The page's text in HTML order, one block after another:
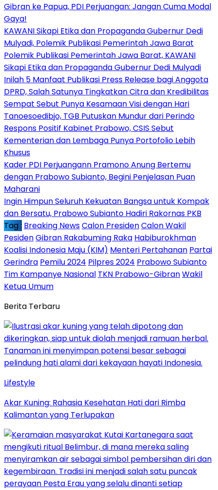
Gibran ke Papua, PDI Perjuangan: Jangan Cuma Modal
Gaya!
KAWANI Sikapi Etika dan Propaganda Gubernur Dedi
Mulyadi, Polemik Publikasi Pemerintah Jawa Barat
Polemik Publikasi Pemerintah Jawa Barat, KAWANI
Sikapi Etika dan Propaganda Gubernur Dedi Mulyadi
Inilah 5 Manfaat Publikasi Press Release bagi Anggota
DPRD, Salah Satunya Tingkatkan Citra dan Kredibilitas
Sempat Sebut Punya Kesamaan Visi dengan Hari
Tanoesoedibjo, TGB Putuskan Mundur dari Perindo
Respons Positif Kabinet Prabowo, CSIS Sebut
Kementerian dan Lembaga Punya Portofolio Lebih
Khusus
Kader PDI Perjuangann Pramono Anung Bertemu
dengan Prabowo Subianto, Begini Penjelasan Puan
Maharani
Ingin Himpun Seluruh Kekuatan Bangsa untuk Kompak
dan Bersatu, Prabowo Subianto Hadiri Rakornas PKB
Tag : Breaking NewsCalon PresidenCalon Wakil
PesidenGibran Rakabuming Raka Habiburokhman
Koalisi Indonesia Maju (KIM) Menteri Pertahanan Partai
Gerindra Pemilu 2024 Pilpres 2024 Prabowo Subianto
Tim Kampanye Nasional TKN Prabowo-GibranWakil
Ketua Umum
Berita Terbaru
Lifestyle
Akar Kuning: Rahasia Kesehatan Hati dari Rimba
Kalimantan yang Terlupakan